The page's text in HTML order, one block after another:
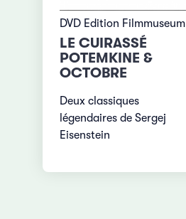
DVD Edition Filmmuseum
LE CUIRASSÉ
POTEMKINE &
OCTOBRE
Deux classiques
légendaires de Sergej
Eisenstein